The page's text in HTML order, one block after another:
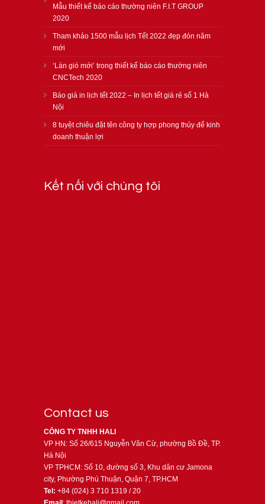
Mẫu thiết kế báo cáo thường niên F.I.T GROUP
2020
Tham khảo 1500 mẫu lịch Tết 2022 đẹp đón năm
mới
‘Làn gió mới’ trong thiết kế báo cáo thường niên
CNCTech 2020
Báo giá in lịch tết 2022 – In lịch tết giá rẻ số 1 Hà
Nội
8 tuyệt chiêu đặt tên công ty hợp phong thủy để kinh
doanh thuận lợi
Kết nối với chúng tôi
Contact us
CÔNG TY TNHH HALI
VP HN: Số 26/615 Nguyễn Văn Cừ, phường Bồ Đề, TP.
Hà Nội
VP TPHCM: Số 10, đường số 3, Khu dân cư Jamona
city, Phường Phú Thuận, Quận 7, TP.HCM
Tel: +84 (024) 3 710 1319 / 20